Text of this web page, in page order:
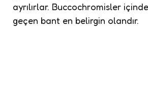
ayrılırlar. Buccochromisler
geçen bant en belirgin olandır.